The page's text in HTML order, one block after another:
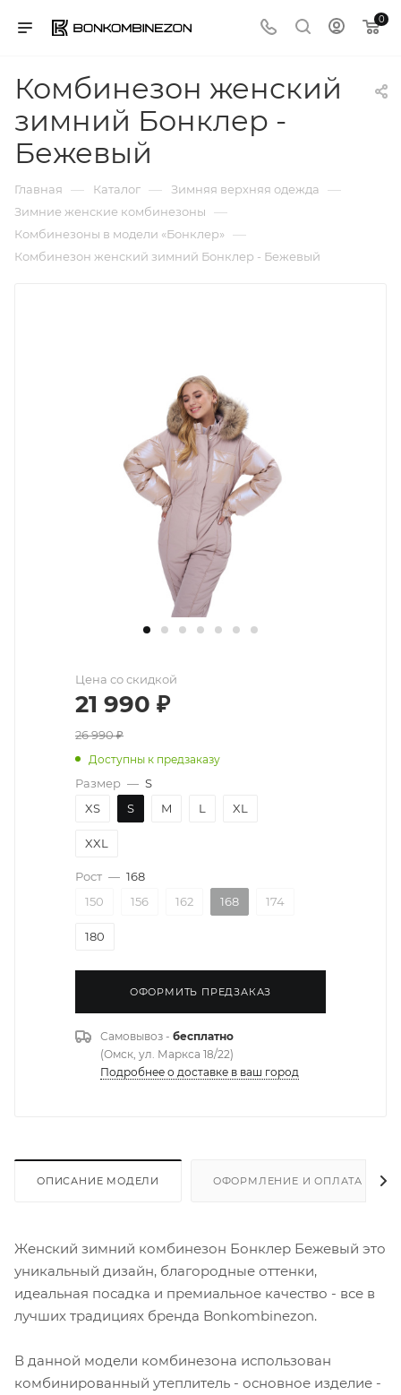
0
Комбинезон женский
зимний Бонклер -
Бежевый
Главная — Каталог — Зимняя верхняя одежда —
Зимние женские комбинезоны —
Комбинезоны в модели «Бонклер» —
Комбинезон женский зимний Бонклер - Бежевый
Цена со скидкой
21 990 ₽
26 990₽
Доступны к предзаказу
Размер — S
XS
S M L XL
XXL
Рост — 168
150
156 162 168 174
180
ОФОРМИТЬ ПРЕДЗАКАЗ
Самовывоз - бесплатно
(Омск, ул. Маркса 18/22)
Подробнее о доставке в ваш город
ОПИСАНИЕ МОДЕЛИ ОФОРМЛЕНИЕ И ОПЛАТА
Женский зимний комбинезон Бонклер Бежевый это
уникальный дизайн, благородные оттенки,
идеальная посадка и премиальное качество - все в
лучших традициях бренда Bonkombinezon.
В данной модели комбинезона использован
комбинированный утеплитель - основное изделие -